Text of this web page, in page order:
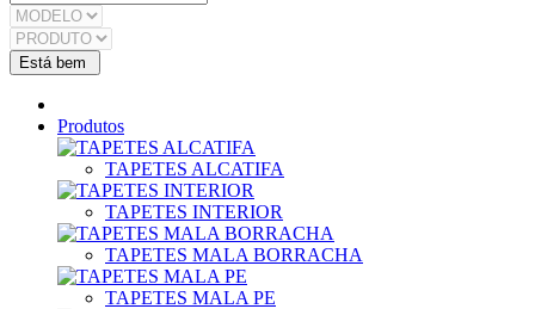
Produtos
TAPETES ALCATIFA
TAPETES INTERIOR
TAPETES MALA BORRACHA
TAPETES MALA PE